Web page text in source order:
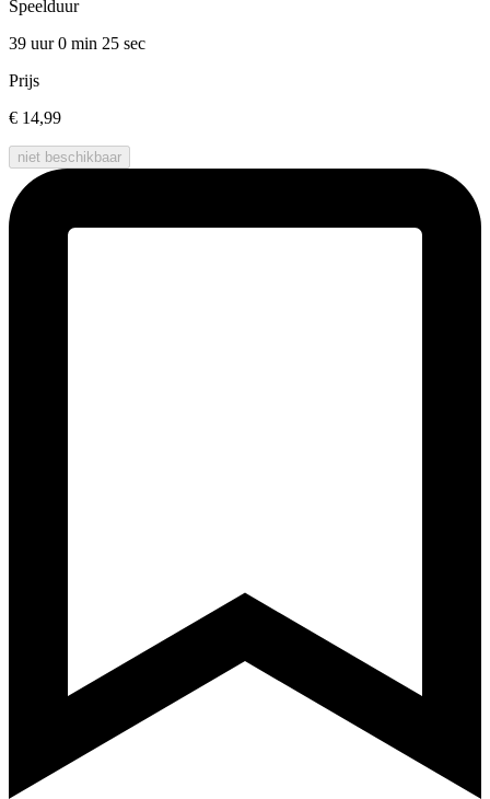
Speelduur
39 uur 0 min 25 sec
Prijs
€ 14,99
niet beschikbaar